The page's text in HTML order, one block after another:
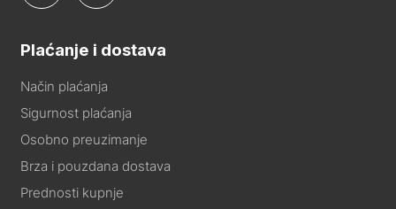
Plaćanje i dostava
Način plaćanja
Sigurnost plaćanja
Osobno preuzimanje
Brza i pouzdana dostava
Prednosti kupnje